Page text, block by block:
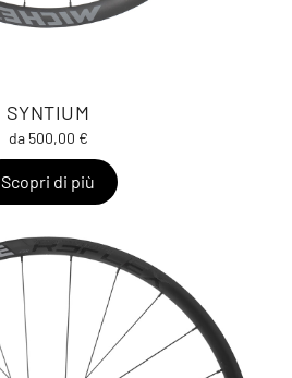
SYNTIUM
da 500,00 €
Scopri di più